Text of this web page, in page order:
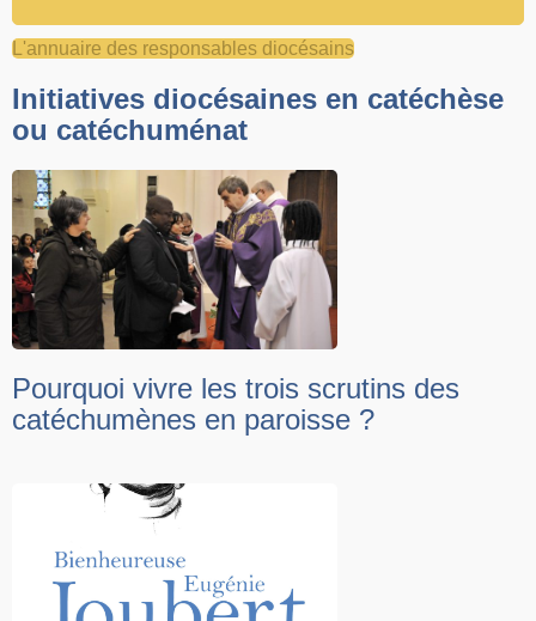
L'annuaire des responsables diocésains
Initiatives diocésaines en catéchèse
ou catéchuménat
Pourquoi vivre les trois scrutins des
catéchumènes en paroisse ?